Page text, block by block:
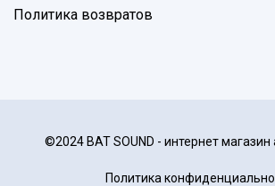
Политика возвратов
©2024 BAT SOUND - интернет магазин
Политика